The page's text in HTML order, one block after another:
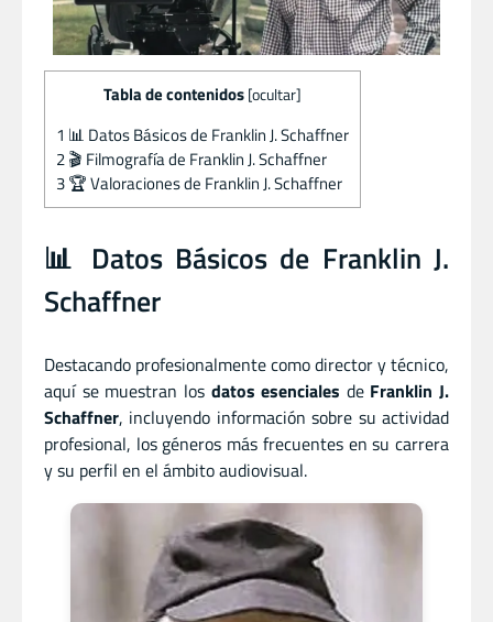
Tabla de contenidos [ocultar]
1 📊 Datos Básicos de Franklin J. Schaffner
2🎬 Filmografía de Franklin J. Schaffner
3🏆 Valoraciones de Franklin J. Schaffner
📊 Datos Básicos de Franklin J.
Schaffner
Destacando profesionalmente como directorytécnico,
aquí se muestran los datos esenciales de Franklin J.
Schaffner, incluyendo información sobre su actividad
profesional, los géneros más frecuentes en su carrera
y su perfil en el ámbito audiovisual.